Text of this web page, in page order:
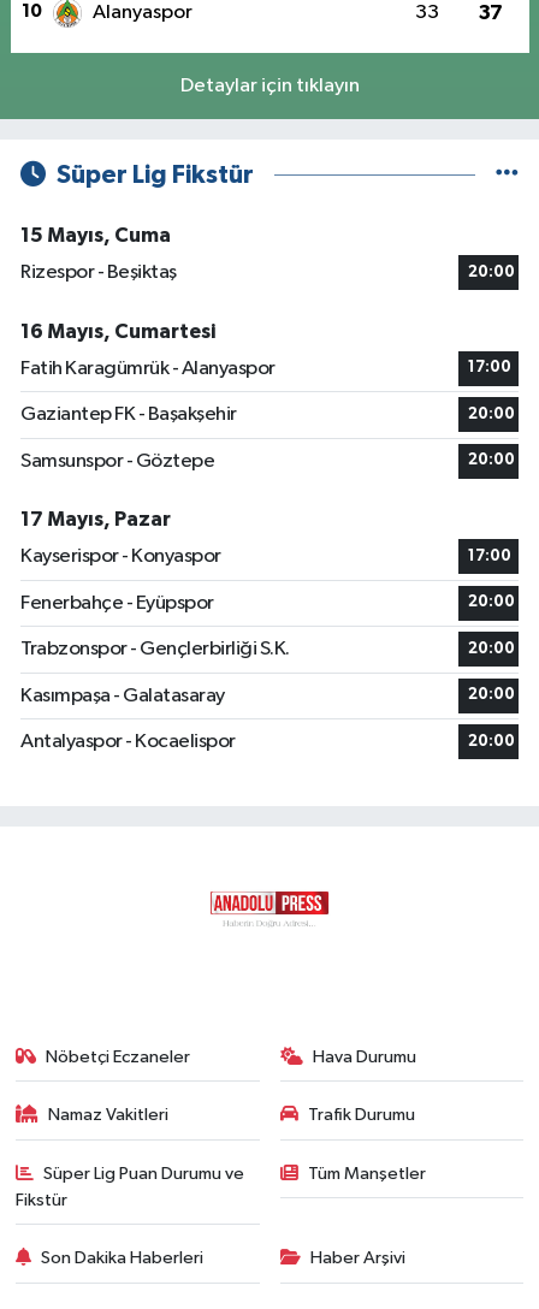
10 Alanyaspor 33 37
Detaylar için tıklayın
Süper Lig Fikstür
15 Mayıs, Cuma
Rizespor - Beşiktaş
20:00
16 Mayıs, Cumartesi
Fatih Karagümrük - Alanyaspor
17:00
Gaziantep FK - Başakşehir 20:00
Samsunspor - Göztepe 20:00
17 Mayıs, Pazar
Kayserispor - Konyaspor
17:00
Fenerbahçe - Eyüpspor 20:00
Trabzonspor - Gençlerbirliği S.K. 20:00
Kasımpaşa - Galatasaray 20:00
Antalyaspor - Kocaelispor 20:00
Nöbetçi Eczaneler Hava Durumu
Namaz Vakitleri Trafik Durumu
Süper Lig Puan Durumu ve
Fikstür
Tüm Manşetler
Son Dakika Haberleri Haber Arşivi